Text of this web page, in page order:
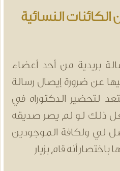
النسائية
بريدية من أحد أعضاء
عن ضرورة إيصال رسالة
الدكتوراه في
ذلك لو لم يصر صديقه
لي ولكافة الموجودين
أنه قام بزيار